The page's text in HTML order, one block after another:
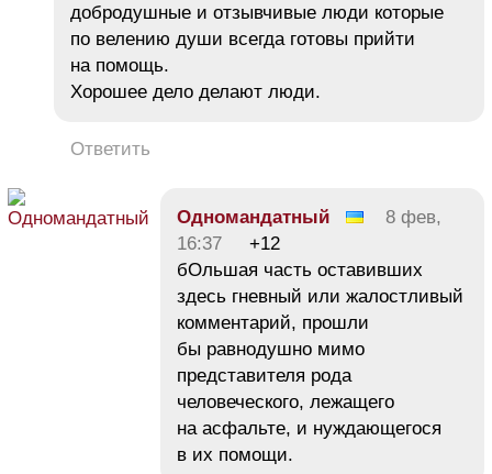
добродушные и отзывчивые люди которые
по велению души всегда готовы прийти
на помощь.
Хорошее дело делают люди.
Ответить
Одномандатный
8 фев,
16:37
+12
бОльшая часть оставивших
здесь гневный или жалостливый
комментарий, прошли
бы равнодушно мимо
представителя рода
человеческого, лежащего
на асфальте, и нуждающегося
в их помощи.